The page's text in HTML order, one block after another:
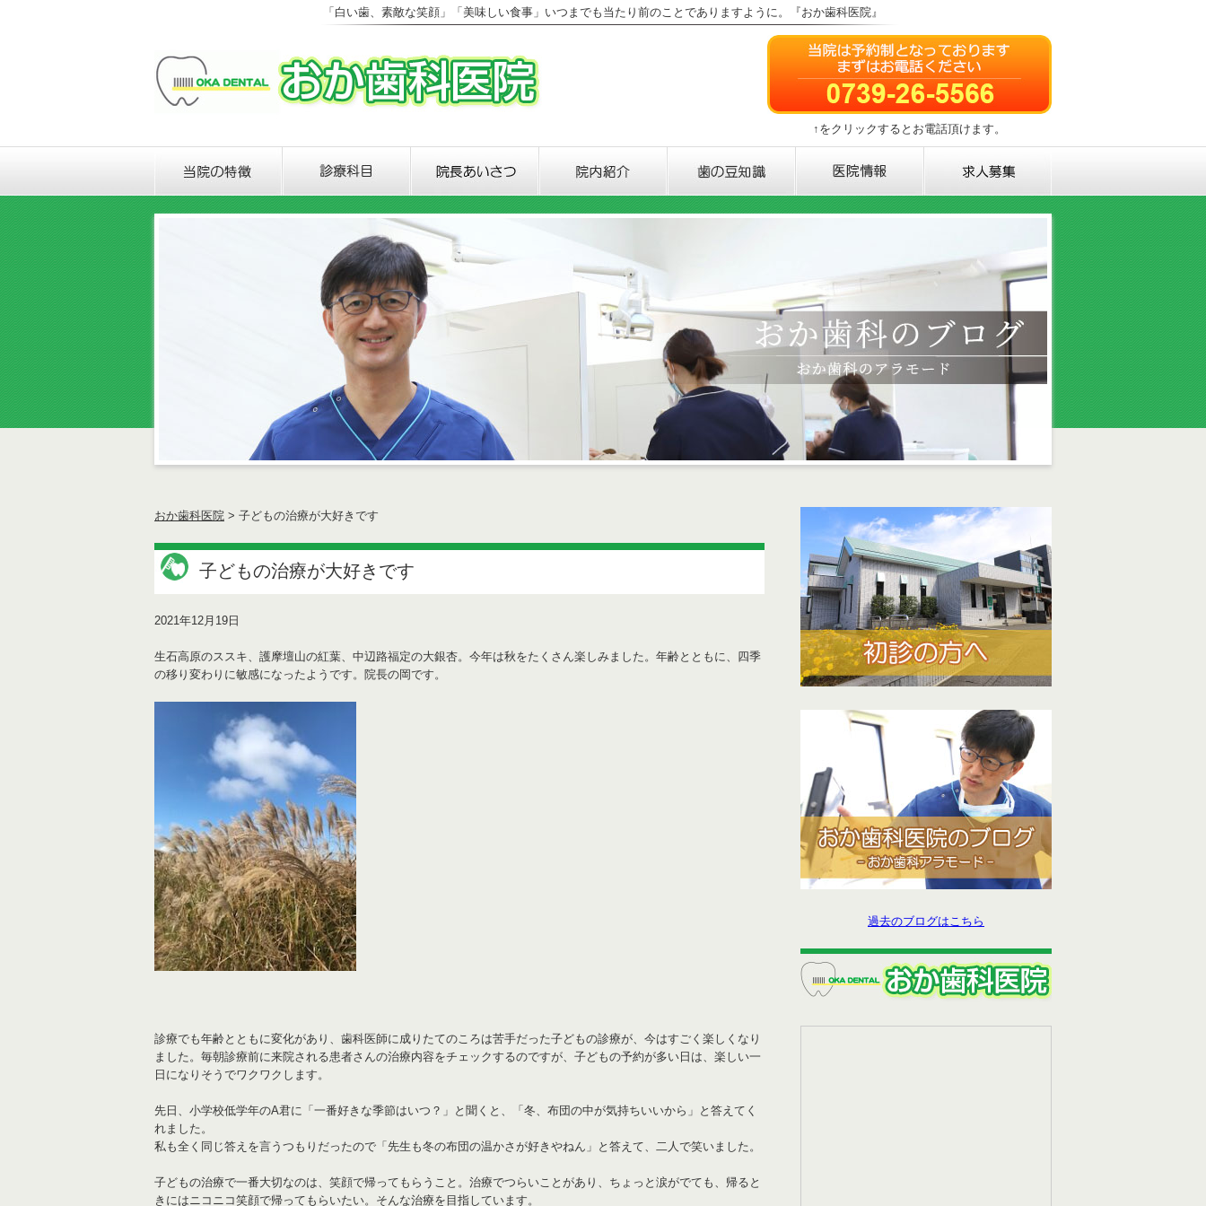
「白い歯、素敵な笑顔」「美味しい食事」いつまでも当たり前のことでありますように。『おか歯科医院』
↑をクリックするとお電話頂けます。
おか歯科医院 > 子どもの治療が大好きです
子どもの治療が大好きです
2021年12月19日
生石高原のススキ、護摩壇山の紅葉、中辺路福定の大銀杏。今年は秋をたくさん楽しみました。年齢とともに、四季
の移り変わりに敏感になったようです。院長の岡です。
診療でも年齢とともに変化があり、歯科医師に成りたてのころは苦手だった子どもの診療が、今はすごく楽しくなり
ました。毎朝診療前に来院される患者さんの治療内容をチェックするのですが、子どもの予約が多い日は、楽しい一
日になりそうでワクワクします。
先日、小学校低学年のA君に「一番好きな季節はいつ？」と聞くと、「冬、布団の中が気持ちいいから」と答えてく
れました。
私も全く同じ答えを言うつもりだったので「先生も冬の布団の温かさが好きやねん」と答えて、二人で笑いました。
子どもの治療で一番大切なのは、笑顔で帰ってもらうこと。治療でつらいことがあり、ちょっと涙がでても、帰ると
きにはニコニコ笑顔で帰ってもらいたい。そんな治療を目指しています。
過去のブログはこちら